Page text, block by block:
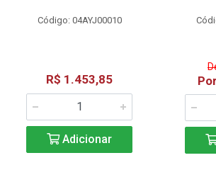
Código: 04AYJ00010
R$ 1.453,85
Adicionar